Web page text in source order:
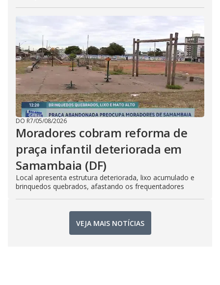
DO R7/05/08/2026
Moradores cobram reforma de
praça infantil deteriorada em
Samambaia (DF)
Local apresenta estrutura deteriorada, lixo acumulado e
brinquedos quebrados, afastando os frequentadores
VEJA MAIS NOTÍCIAS